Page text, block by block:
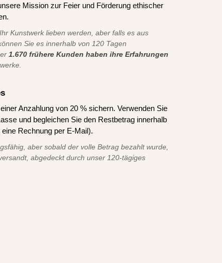
Mission zur Feier und Förderung ethischer
Kunstwerk lieben werden, aber falls es aus
Sie es innerhalb von 120 Tagen
1.670 frühere Kunden haben ihre Erfahrungen
Anzahlung von 20 % sichern. Verwenden Sie
und begleichen Sie den Restbetrag innerhalb
Rechnung per E-Mail).
aber sobald der volle Betrag bezahlt wurde,
abgedeckt durch unser 120-tägiges